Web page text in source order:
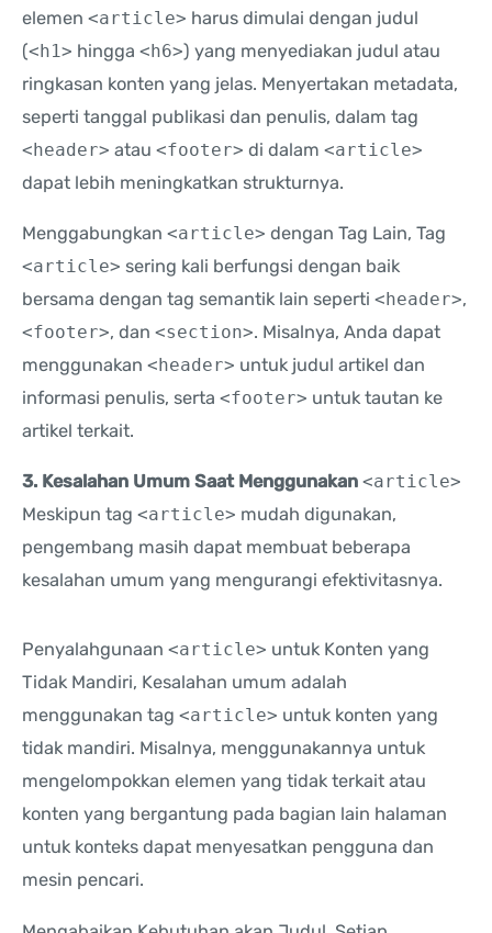
elemen <article> harus dimulai dengan judul
(<h1> hingga <h6>) yang menyediakan judul atau
ringkasan konten yang jelas. Menyertakan metadata,
seperti tanggal publikasi dan penulis, dalam tag
<header> atau <footer> di dalam <article>
dapat lebih meningkatkan strukturnya.
Menggabungkan <article> dengan Tag Lain, Tag
<article> sering kali berfungsi dengan baik
bersama dengan tag semantik lain seperti <header>,
<footer>, dan <section>. Misalnya, Anda dapat
menggunakan <header> untuk judul artikel dan
informasi penulis, serta <footer> untuk tautan ke
artikel terkait.
3. Kesalahan Umum Saat Menggunakan <article>
Meskipun tag <article> mudah digunakan,
pengembang masih dapat membuat beberapa
kesalahan umum yang mengurangi efektivitasnya.
Penyalahgunaan <article> untuk Konten yang
Tidak Mandiri, Kesalahan umum adalah
menggunakan tag <article> untuk konten yang
tidak mandiri. Misalnya, menggunakannya untuk
mengelompokkan elemen yang tidak terkait atau
konten yang bergantung pada bagian lain halaman
untuk konteks dapat menyesatkan pengguna dan
mesin pencari.